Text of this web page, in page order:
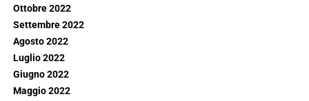
Ottobre 2022
Settembre 2022
Agosto 2022
Luglio 2022
Giugno 2022
Maggio 2022